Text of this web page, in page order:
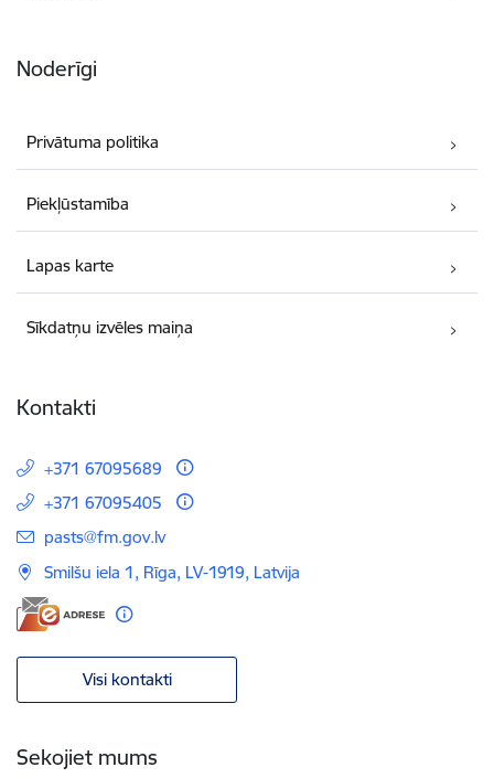
Noderīgi
Privātuma politika
Piekļūstamība
Lapas karte
Sīkdatņu izvēles maiņa
Kontakti
+371 67095689
+371 67095405
E-pasts:
pasts@fm.gov.lv
Smilšu iela 1, Rīga, LV-1919, Latvija
Visi kontakti
Sekojiet mums